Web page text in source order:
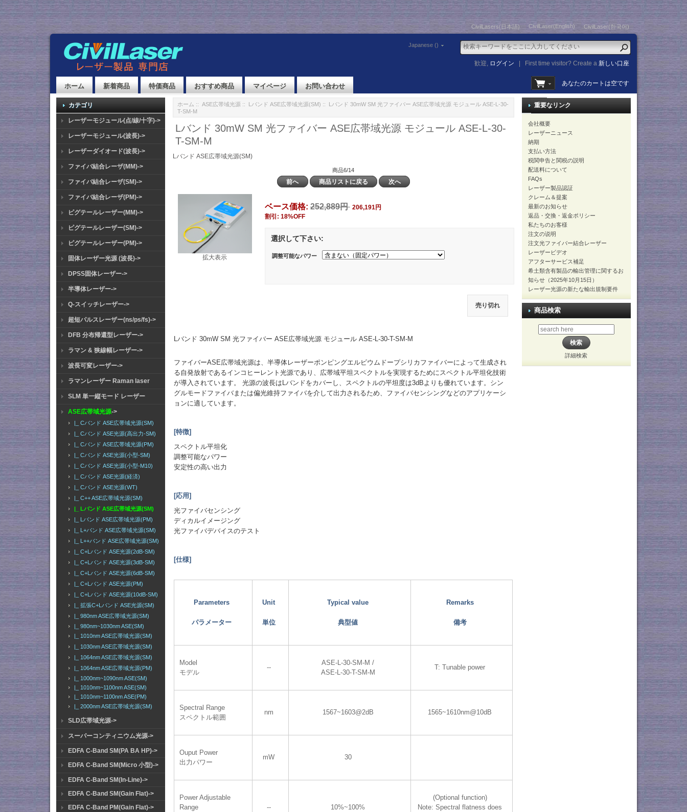
CivilLasers(日本語) CivilLaser(English) CivilLaser(한국어)
Japanese ()
歓迎, ログイン First time visitor? Create a新しい口座
ホーム 新着商品 特価商品 おすすめ商品 マイページ お問い合わせ あなたのカートは空です
カテゴリ
レーザーモジュール(点/線/十字)->
レーザーモジュール(波長)->
レーザーダイオード(波長)->
ファイバ結合レーザ(MM)->
ファイバ結合レーザ(SM)->
ファイバ結合レーザ(PM)->
ピグテールレーザー(MM)->
ピグテールレーザー(SM)->
ピグテールレーザー(PM)->
固体レーザー光源 (波長)->
DPSS固体レーザー->
半導体レーザー->
Q-スイッチレーザー->
超短パルスレーザー(ns/ps/fs)->
DFB 分布帰還型レーザー->
ラマン & 狭線幅レーザー->
波長可変レーザー->
ラマンレーザー Raman laser
SLM 単一縦モード レーザー
ASE広帯域光源->
|_ Cバンド ASE広帯域光源(SM)
|_ Cバンド ASE光源(高出力-SM)
|_ Cバンド ASE広帯域光源(PM)
|_ Cバンド ASE光源(小型-SM)
|_ Cバンド ASE光源(小型-M10)
|_ Cバンド ASE光源(経済)
|_ Cバンド ASE光源(WT)
|_ C++ ASE広帯域光源(SM)
|_ Lバンド ASE広帯域光源(SM)
|_ Lバンド ASE広帯域光源(PM)
|_ L+バンド ASE広帯域光源(SM)
|_ L++バンド ASE広帯域光源(SM)
|_ C+Lバンド ASE光源(2dB-SM)
|_ C+Lバンド ASE光源(3dB-SM)
|_ C+Lバンド ASE光源(6dB-SM)
|_ C+Lバンド ASE光源(PM)
|_ C+Lバンド ASE光源(10dB-SM)
|_ 拡張C+Lバンド ASE光源(SM)
|_ 980nm ASE広帯域光源(SM)
|_ 980nm~1030nm ASE(SM)
|_ 1010nm ASE広帯域光源(SM)
|_ 1030nm ASE広帯域光源(SM)
|_ 1064nm ASE広帯域光源(SM)
|_ 1064nm ASE広帯域光源(PM)
|_ 1000nm~1090nm ASE(SM)
|_ 1010nm~1100nm ASE(SM)
|_ 1010nm~1100nm ASE(PM)
|_ 2000nm ASE広帯域光源(SM)
SLD広帯域光源->
スーパーコンティニウム光源->
EDFA C-Band SM(PA BA HP)->
EDFA C-Band SM(Micro 小型)->
EDFA C-Band SM(In-Line)->
EDFA C-Band SM(Gain Flat)->
EDFA C-Band PM(Gain Flat)->
ホーム :: ASE広帯域光源 :: Lバンド ASE広帯域光源(SM) :: Lバンド 30mW SM 光ファイバー ASE広帯域光源 モジュール ASE-L-30-
T-SM-M
Lバンド 30mW SM 光ファイバー ASE広帯域光源 モジュール ASE-L-30-
T-SM-M
Lバンド ASE広帯域光源(SM)
商品6/14
前へ 商品リストに戻る 次へ
拡大表示
ベース価格:252,889円 206,191円
割引: 18%OFF
選択して下さい:
調整可能なパワー
売り切れ
Lバンド 30mW SM 光ファイバー ASE広帯域光源 モジュール ASE-L-30-T-SM-M
ファイバーASE広帯域光源は、半導体レーザーポンピングエルビウムドープシリカファイバーによって生成され
る自発放射であるインコヒーレント光源であり、広帯域平坦スペクトルを実現するためにスペクトル平坦化技術
が導入されています。 光源の波長はLバンドをカバーし、スペクトルの平坦度は3dBよりも優れています。シン
グルモードファイバまたは偏光維持ファイバを介して出力されるため、ファイバセンシングなどのアプリケーシ
ョンに適しています。
[特徴]
スペクトル平坦化
調整可能なパワー
安定性の高い出力
[応用]
光ファイバセンシング
ディカルイメージング
光ファイバデバイスのテスト
[仕様]
Parameters
パラメーター
Unit
単位
Typical value
典型値
Remarks
備考
Model
モデル
--
ASE-L-30-SM-M /
ASE-L-30-T-SM-M
T: Tunable power
Spectral Range
スペクトル範囲
nm 1567~1603@2dB 1565~1610nm@10dB
Ouput Power
出力パワー
mW 30
Power Adjustable
Range
-- 10%~100%
(Optional function)
Note: Spectral flatness does
重要なリンク
会社概要
レーザーニュース
納期
支払い方法
税関申告と関税の説明
配送料について
FAQs
レーザー製品認証
クレーム＆提案
最新のお知らせ
返品・交換・返金ポリシー
私たちのお客様
注文の说明
注文光ファイバー結合レーザー
レーザービデオ
アフターサービス補足
希土類含有製品の輸出管理に関するお
知らせ（2025年10月15日）
レーザー光源の新たな輸出規制要件
商品検索
詳細検索